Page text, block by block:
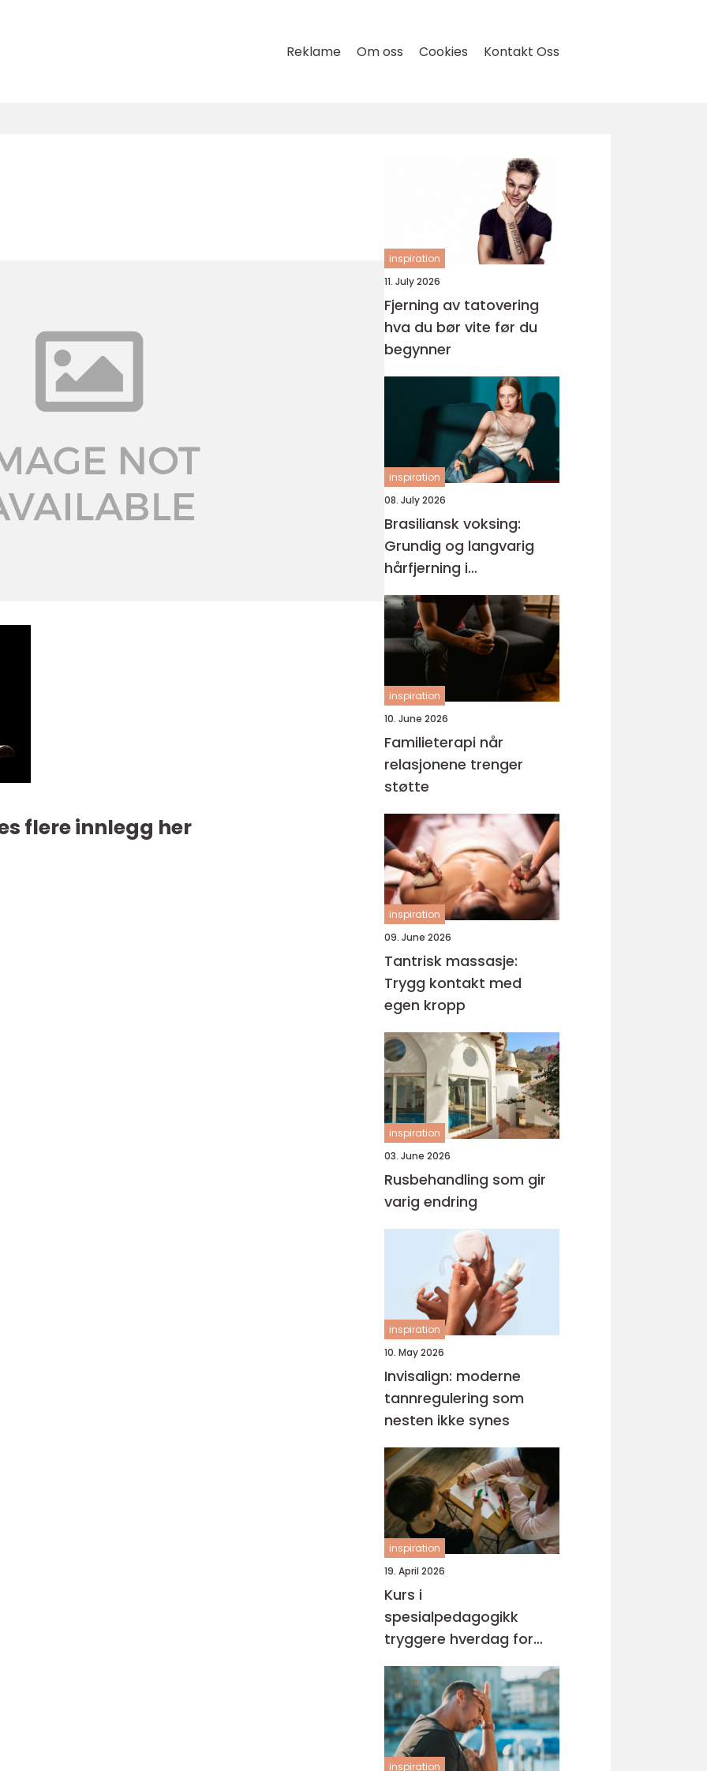
Reklame Om oss Cookies Kontakt Oss
flere innlegg her
inspiration
11. July 2026
Fjerning av tatovering
hva du bør vite før du
begynner
inspiration
08. July 2026
Brasiliansk voksing:
Grundig og langvarig
hårfjerning i
intimområdet
inspiration
10. June 2026
Familieterapi når
relasjonene trenger
støtte
inspiration
09. June 2026
Tantrisk massasje:
Trygg kontakt med
egen kropp
inspiration
03. June 2026
Rusbehandling som gir
varig endring
inspiration
10. May 2026
Invisalign: moderne
tannregulering som
nesten ikke synes
inspiration
19. April 2026
Kurs i
spesialpedagogikk
tryggere hverdag for
barn med ekstra behov
inspiration